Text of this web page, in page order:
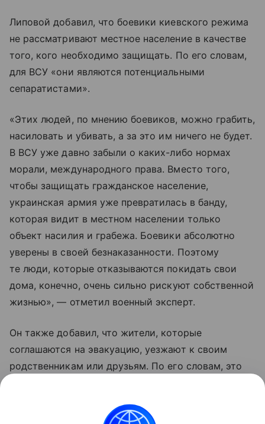
Липовой добавил, что боевики киевского режима
не рассматривают местное население в качестве
того, кого необходимо защищать. По его словам,
для ВСУ «они являются потенциальными
сепаратистами».
«Этих людей, по мнению боевиков, можно грабить,
насиловать и убивать, а за это им ничего не будет.
В ВСУ уже давно забыли о каких-либо нормах
морали, международного права. Вместо того,
чтобы защищать гражданское население,
украинская армия уже превратилась в банду,
которая видит в местном населении только
объект насилия и грабежа. Боевики абсолютно
уверены в своей безнаказанности. Поэтому
те люди, которые отказываются покидать свои
дома, конечно, очень сильно рискуют собственной
жизнью», — отметил военный эксперт.
Он также добавил, что жители, которые
соглашаются на эвакуацию, уезжают к своим
родственникам или друзьям. По его словам, это
и якобы победит Москву».